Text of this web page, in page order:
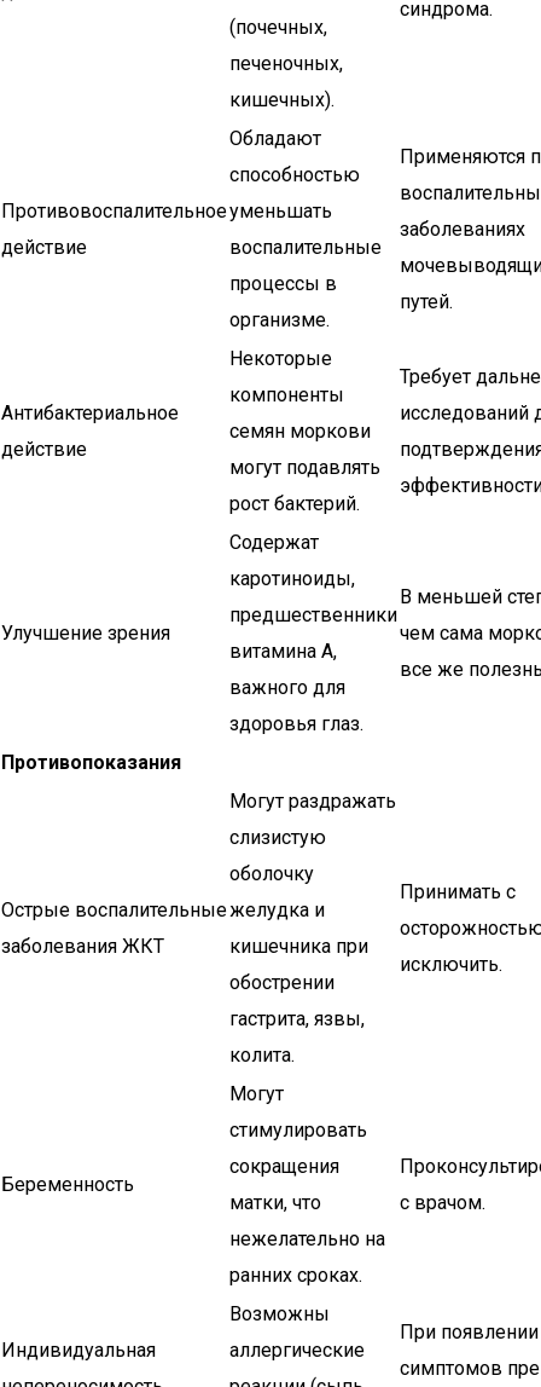
(почечных,
печеночных,
кишечных).
синдрома.
Противовоспалительное
действие
Обладают
способностью
уменьшать
воспалительные
процессы в
организме.
Применяются
заболеваниях
путей.
Антибактериальное
действие
Некоторые
компоненты
семян моркови
могут подавлять
рост бактерий.
Требует
исследований
Улучшение зрения
Содержат
каротиноиды,
предшественники
витамина А,
важного для
здоровья глаз.
В меньшей
чем сама
все же
Противопоказания
Острые воспалительные
заболевания ЖКТ
Могут раздражать
слизистую
оболочку
желудка и
кишечника при
обострении
гастрита, язвы,
колита.
Принимать с
исключить.
Беременность
Могут
стимулировать
сокращения
матки, что
нежелательно на
ранних сроках.
с врачом.
Индивидуальная
Возможны
аллергические
При появлении
симптомов